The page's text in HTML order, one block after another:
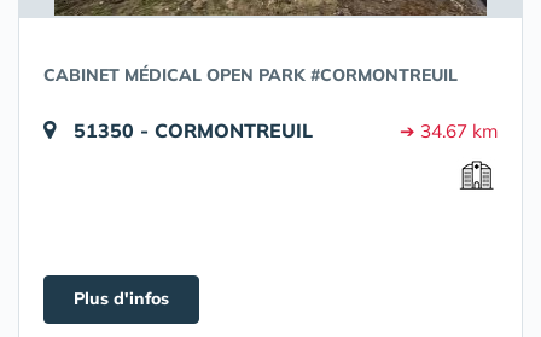
CABINET MÉDICAL OPEN PARK #CORMONTREUIL
51350 - CORMONTREUIL ➔ 34.67 km
Plus d'infos